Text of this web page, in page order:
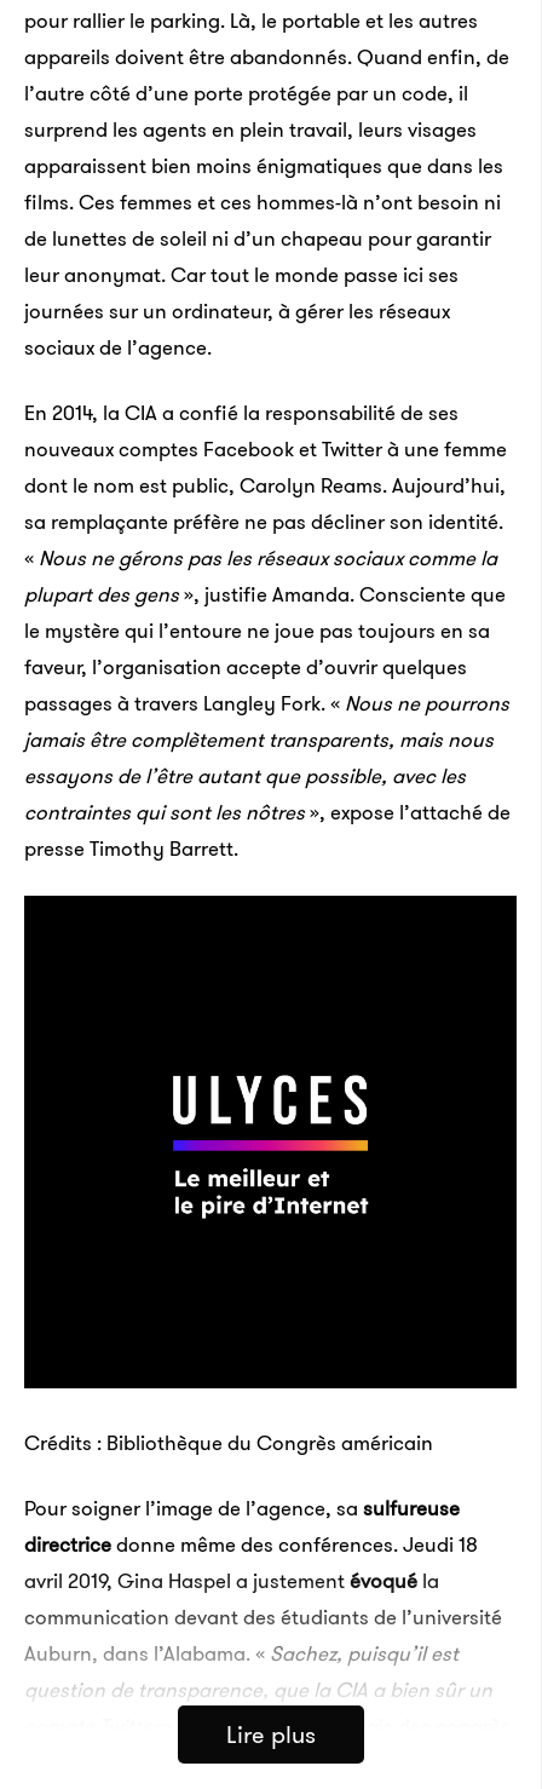
pour rallier le parking. Là, le portable et les autres
appareils doivent être abandonnés. Quand enfin, de
l’autre côté d’une porte protégée par un code, il
surprend les agents en plein travail, leurs visages
apparaissent bien moins énigmatiques que dans les
films. Ces femmes et ces hommes-là n’ont besoin ni
de lunettes de soleil ni d’un chapeau pour garantir
leur anonymat. Car tout le monde passe ici ses
journées sur un ordinateur, à gérer les réseaux
sociaux de l’agence.
En 2014, la CIA a confié la responsabilité de ses
nouveaux comptes Facebook et Twitter à une femme
dont le nom est public, Carolyn Reams. Aujourd’hui,
sa remplaçante préfère ne pas décliner son identité.
« Nous ne gérons pas les réseaux sociaux comme la
plupart des gens», justifie Amanda. Consciente que
le mystère qui l’entoure ne joue pas toujours en sa
faveur, l’organisation accepte d’ouvrir quelques
passages à travers Langley Fork. « Nous ne pourrons
jamais être complètement transparents, mais nous
essayons de l’être autant que possible, avec les
contraintes qui sont les nôtres», expose l’attaché de
presse Timothy Barrett.
Crédits : Bibliothèque du Congrès américain
Pour soigner l’image de l’agence, sa sulfureuse
directricedonne même des conférences. Jeudi 18
avril 2019, Gina Haspel a justementévoqué la
communication devant des étudiants de l’université
Auburn, dans l’Alabama. « Sachez, puisqu’il est
question de transparence, que la CIA a bien sûr un
», a-t-elle lancé au palais des congrès
Et notre service de presse est prêt à
Lire plus